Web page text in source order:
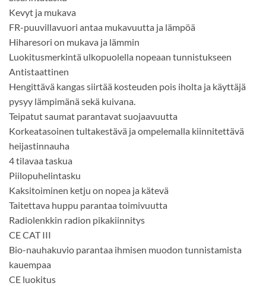
Kevyt ja mukava
FR-puuvillavuori antaa mukavuutta ja lämpöä
Hiharesori on mukava ja lämmin
Luokitusmerkintä ulkopuolella nopeaan tunnistukseen
Antistaattinen
Hengittävä kangas siirtää kosteuden pois iholta ja käyttäjä
pysyy lämpimänä sekä kuivana.
Teipatut saumat parantavat suojaavuutta
Korkeatasoinen tultakestävä ja ompelemalla kiinnitettävä
heijastinnauha
4 tilavaa taskua
Piilopuhelintasku
Kaksitoiminen ketju on nopea ja kätevä
Taitettava huppu parantaa toimivuutta
Radiolenkkin radion pikakiinnitys
CE CAT III
Bio-nauhakuvio parantaa ihmisen muodon tunnistamista
kauempaa
CE luokitus